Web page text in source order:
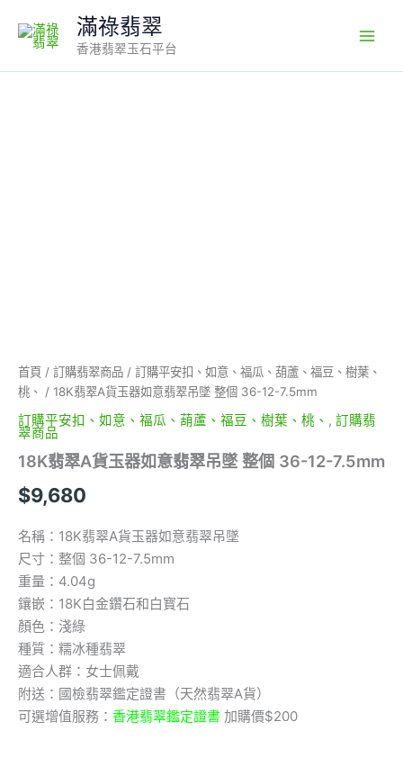
content
滿祿翡翠
香港翡翠玉石平台
首頁 / 訂購翡翠商品 / 訂購平安扣、如意、福瓜、葫蘆、福豆、樹葉、
桃、 / 18K翡翠A貨玉器如意翡翠吊墜 整個 36-12-7.5mm
訂購平安扣、如意、福瓜、葫蘆、福豆、樹葉、桃、 , 訂購翡
翠商品
18K翡翠A貨玉器如意翡翠吊墜 整個 36-12-7.5mm
$9,680
名稱：18K翡翠A貨玉器如意翡翠吊墜
尺寸：整個 36-12-7.5mm
重量：4.04g
鑲嵌：18K白金鑽石和白寳石
顏色：淺綠
種質：糯冰種翡翠
適合人群：女士佩戴
附送：國檢翡翠鑑定證書（天然翡翠A貨）
可選增值服務： 香港翡翠鑑定證書 加購價$200
36-
12-
7.5mm
數